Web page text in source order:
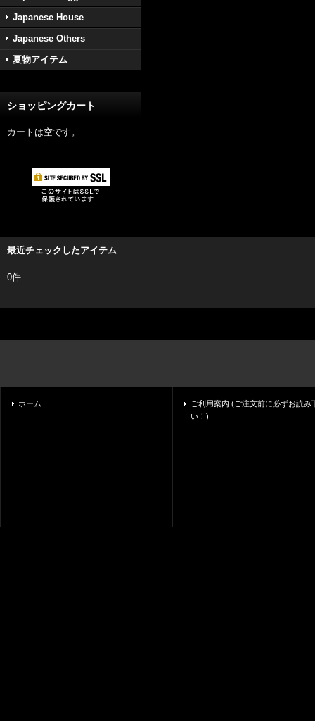
Japanese House
Japanese Others
夏物アイテム
ショッピングカート
カートは空です。
最近チェックしたアイテム
0件
ホーム
ご利用案内 (ご注文前に必ずお読み
い！)